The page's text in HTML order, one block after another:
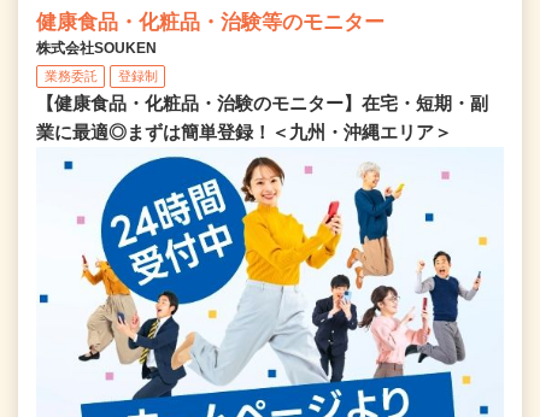
健康食品・化粧品・治験等のモニター
株式会社SOUKEN
業務委託 登録制
【健康食品・化粧品・治験のモニター】在宅・短期・副
業に最適◎まずは簡単登録！＜九州・沖縄エリア＞